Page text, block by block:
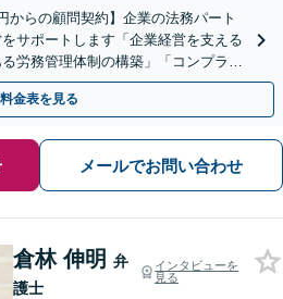
からの顧問契約】企業の法務パート
サポートします「企業経営を支える
労務管理体制の構築」「コンプライ
・夜間相談可】
料金表を見る
メールでお問い合わせ
倉林 伸明 弁
護士
インタビューを
見る